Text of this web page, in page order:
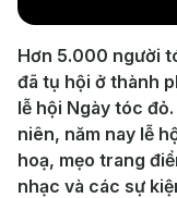
Hơn 5.000 người
đã tụ hội ở thành
lễ hội Ngày tóc
niên, năm nay lễ
hoạ, mẹo trang
nhạc và các sự